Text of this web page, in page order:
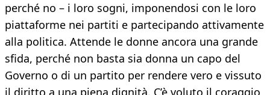
perché no – i loro sogni, imponendosi con le loro
piattaforme nei partiti e partecipando attivamente
alla politica. Attende le donne ancora una grande
sfida, perché non basta sia donna un capo del
Governo o di un partito per rendere vero e vissuto
il diritto a una piena dignità. C’è voluto il coraggio